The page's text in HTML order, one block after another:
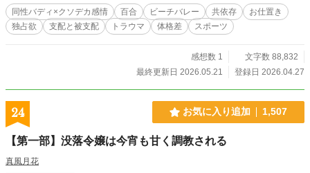
私の思い通りになりなさい」 強引にペアを組まされた真由を
待っていたのは、ふたりぼっちのコートという名の「完璧な
檻」だった。 交代要員のいないビーチバレー。逃げ場のない
してネットリと“罰”を与える。 無防備な肌に落とされる平手
打ち。鞭の痛みと羞恥に泣き叫ぶ時間。 しかし、誰にも助け
しいほどの悦びと安らぎに変わっていく。 「夏帆のお仕置き
がないと、私……」 「いい子。君には私がいなきゃダメな身
な愛で結ばれた最強のバディへと進化していく。 これは、屈
同性バディ×クソデカ感情 百合 ビーチバレー 共依存
お仕置き
独占欲
支配と被支配 トラウマ 体格差 スポーツ
感想数 1
文字数 88,832
最終更新日 2026.05.21
登録日 2026.04.27
24 お気に入り追加 1,507
【第一部】没落令嬢は今宵も甘く調教される
真風月花